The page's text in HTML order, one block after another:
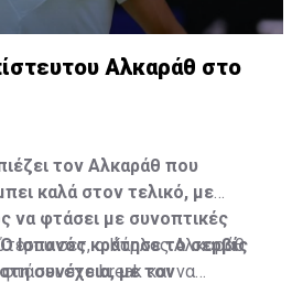
Αλκαράθ στο
τον Αλκαράθ που
καλά στον τελικό, με
να φτάσει με συνοπτικές
Ισπανός κράτησε το σερβίς
συνέχεια, με τον
σετ, ο Κάρλος Αλκαράθ
στο break και να